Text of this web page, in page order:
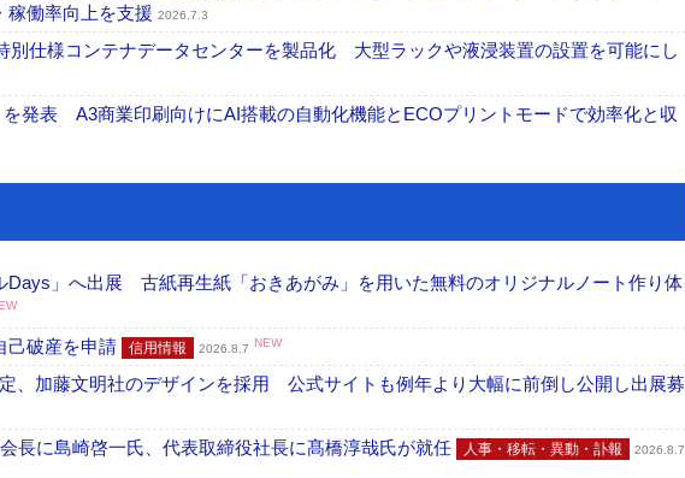
働率向上を支援 2026.7.3
仕様コンテナデータセンターを製品化 大型ラックや液浸装置の設置を可能にし
発表 A3商業印刷向けにAI搭載の自動化機能とECOプリントモードで効率化と収
」へ出展 古紙再生紙「おきあがみ」を用いた無料のオリジナルノート作り体
破産を申請 信用情報 2026.8.7 NEW
、加藤文明社のデザインを採用 公式サイトも例年より大幅に前倒し公開し出展募
に島崎啓一氏、代表取締役社長に髙橋淳哉氏が就任 人事・移転・異動・訃報
2026.8.7